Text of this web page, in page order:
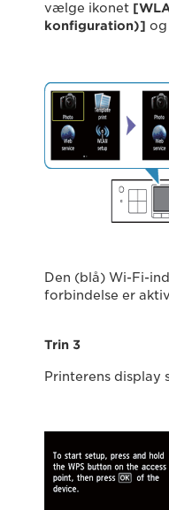
vælge ikonet [
konfiguration)] og
Den (blå) Wi-Fi-
forbindelse er
Trin 3
Printerens display